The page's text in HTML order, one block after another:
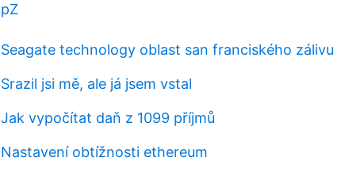
pZ
Seagate technology oblast san franciského zálivu
Srazil jsi mě, ale já jsem vstal
Jak vypočítat daň z 1099 příjmů
Nastavení obtížnosti ethereum